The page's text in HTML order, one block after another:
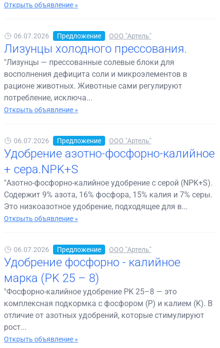
Открыть объявление »
06.07.2026 Предложение ООО "Артель"
Лизунцы холодного прессования.
"Лизунцы — прессованные солевые блоки для
восполнения дефицита соли и микроэлементов в
рационе животных. Животные сами регулируют
потребление, исключа...
Открыть объявление »
06.07.2026 Предложение ООО "Артель"
Удобрение азотно-фосфорно-калийное
+ сера.NPK+S
"Азотно-фосфорно-калийное удобрение с серой (NPK+S).
Содержит 9% азота, 16% фосфора, 15% калия и 7% серы.
Это низкоазотное удобрение, подходящее для в...
Открыть объявление »
06.07.2026 Предложение ООО "Артель"
Удобрение фосфорно - калийное
марка (PK 25 – 8)
"Фосфорно-калийное удобрение PK 25–8 — это
комплексная подкормка с фосфором (P) и калием (K). В
отличие от азотных удобрений, которые стимулируют
рост...
Открыть объявление »